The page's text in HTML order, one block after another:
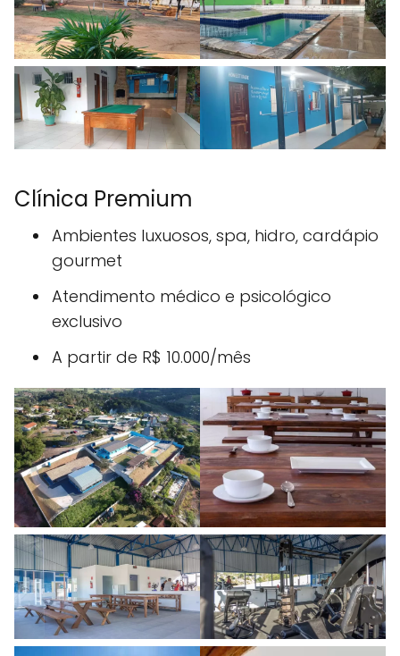
Clínica Premium
Ambientes luxuosos, spa, hidro, cardápio
gourmet
Atendimento médico e psicológico
exclusivo
A partir de R$ 10.000/mês